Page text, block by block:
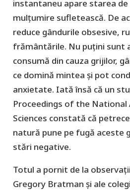
instantaneu apare starea
mulțumire sufletească. De
reduce gândurile obsesive,
frământările. Nu puțini sunt
consumă din cauza grijilor,
ce domină mintea și pot
anxietate. Iată însă că un
Proceedings of the National
Sciences constată că
natură pune pe fugă aceste
stări negative.
Totul a pornit de la
Gregory Bratman și ale